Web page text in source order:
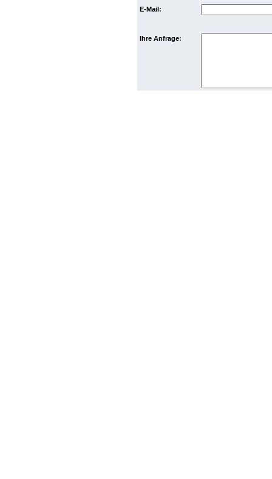
E-Mail:
Ihre Anfrage: